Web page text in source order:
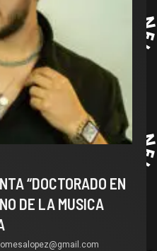
“DOCTORADO EN
DE LA MUSICA